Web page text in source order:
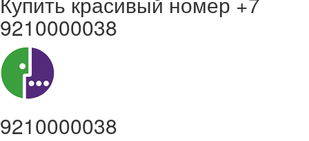
9210000038
9210000038